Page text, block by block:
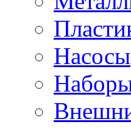
Насосы